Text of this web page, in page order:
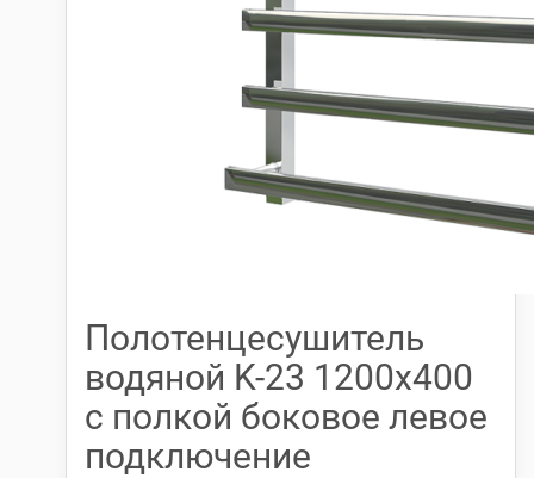
Полотенцесушитель
водяной K-23 1200х400
с полкой боковое левое
подключение